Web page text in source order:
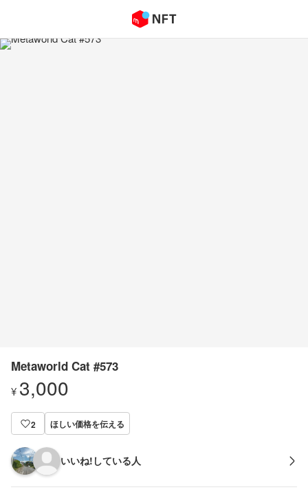
Metaworld Cat #573
¥ 3,000
2 ほしい価格を伝える
いいね!している人